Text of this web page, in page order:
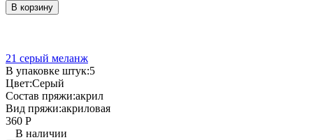
В корзину
21 серый меланж
В упаковке штук:5
Цвет:Серый
Состав пряжи:акрил
Вид пряжи:акриловая
360 Р
В наличии